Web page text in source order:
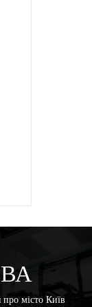
місто Київ